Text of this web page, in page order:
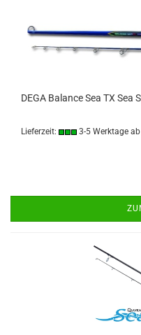
DEGA Balance Sea TX Sea
Lieferzeit: 3-5 Werktage